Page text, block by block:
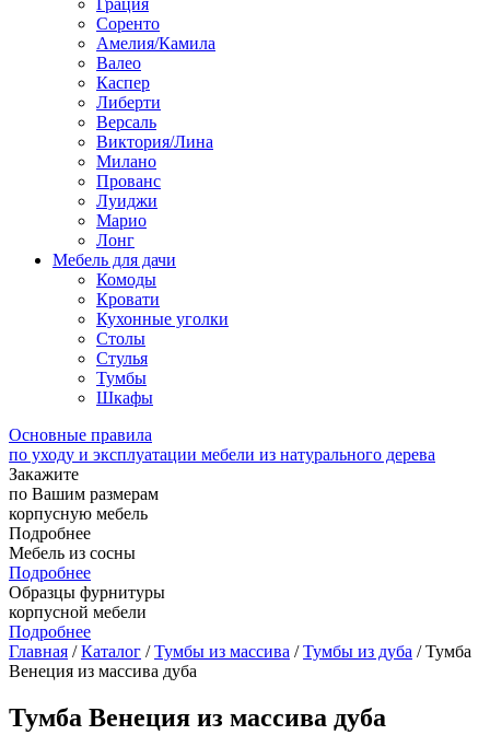
Грация
Соренто
Амелия/Камила
Валео
Каспер
Либерти
Версаль
Виктория/Лина
Милано
Прованс
Луиджи
Марио
Лонг
Мебель для дачи
Комоды
Кровати
Кухонные уголки
Столы
Стулья
Тумбы
Шкафы
Основные правила
по уходу и эксплуатации мебели из натурального дерева
Закажите
по Вашим размерам
корпусную мебель
Подробнее
Мебель из сосны
Подробнее
Образцы фурнитуры
корпусной мебели
Подробнее
Главная /Каталог /Тумбы из массива /Тумбы из дуба / Тумба
Венеция из массива дуба
Тумба Венеция из массива дуба